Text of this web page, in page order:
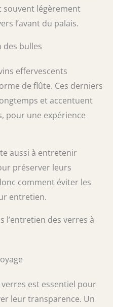
souvent légèrement
l’avant du palais.
des bulles
effervescents
de flûte. Ces derniers
et accentuent
pour une expérience
aussi à entretenir
préserver leurs
comment éviter les
entretien.
l’entretien des verres à
est essentiel pour
leur transparence. Un